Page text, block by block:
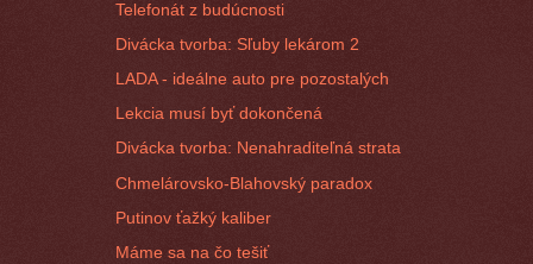
Telefonát z budúcnosti
Divácka tvorba: Sľuby lekárom 2
LADA - ideálne auto pre pozostalých
Lekcia musí byť dokončená
Divácka tvorba: Nenahraditeľná strata
Chmelárovsko-Blahovský paradox
Putinov ťažký kaliber
Máme sa na čo tešiť